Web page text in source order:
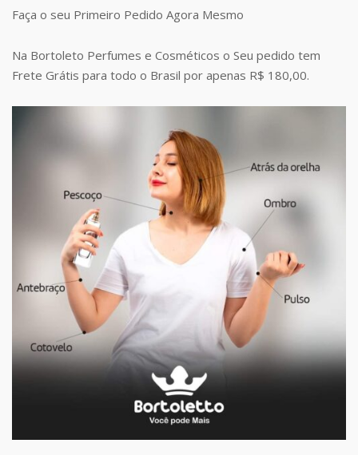
Faça o seu Primeiro Pedido Agora Mesmo
Na Bortoleto Perfumes e Cosméticos o Seu pedido tem
Frete Grátis para todo o Brasil por apenas R$ 180,00.